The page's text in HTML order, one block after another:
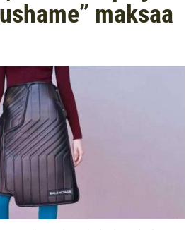
maksaa